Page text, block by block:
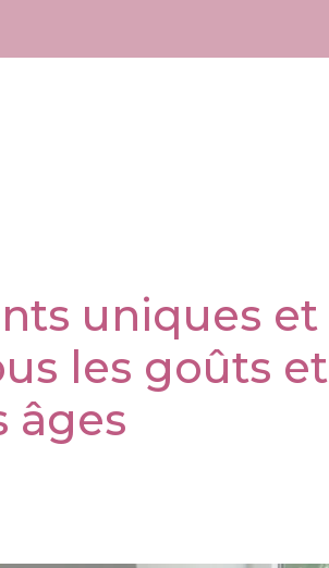
uniques et
les goûts et
âges